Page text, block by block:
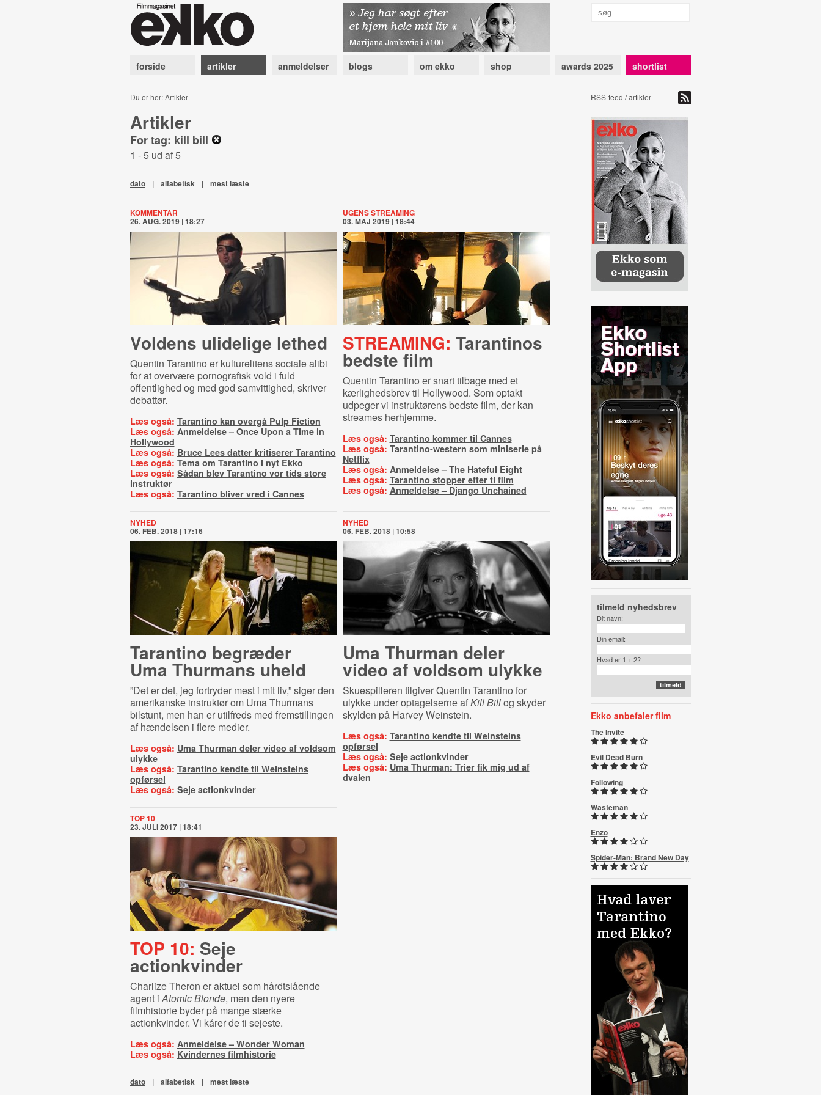
forside artikler anmeldelser blogs om ekko shop awards 2025 shortlist
Du er her:Artikler RSS-feed / artikler
Artikler
For tag: kill bill
1 - 5 ud af 5
dato | alfabetisk | mest læste
KOMMENTAR
26. AUG. 2019 | 18:27
Voldens ulidelige lethed
Quentin Tarantino er kulturelitens sociale alibi
for at overvære pornografisk vold i fuld
offentlighed og med god samvittighed, skriver
debattør.
Læs også: Tarantino kan overgå Pulp Fiction
Læs også: Anmeldelse – Once Upon a Time in
Hollywood
Læs også: Bruce Lees datter kritiserer Tarantino
Læs også: Tema om Tarantino i nyt Ekko
Læs også: Sådan blev Tarantino vor tids store
instruktør
Læs også: Tarantino bliver vred i Cannes
UGENS STREAMING
03. MAJ 2019 | 18:44
STREAMING: Tarantinos
bedste film
Quentin Tarantino er snart tilbage med et
kærlighedsbrev til Hollywood. Som optakt
udpeger vi instruktørens bedste film, der kan
streames herhjemme.
Læs også: Tarantino kommer til Cannes
Læs også: Tarantino-western som miniserie på
Netflix
Læs også: Anmeldelse – The Hateful Eight
Læs også: Tarantino stopper efter ti film
Læs også: Anmeldelse – Django Unchained
NYHED
06. FEB. 2018 | 17:16
Tarantino begræder
Uma Thurmans uheld
”Det er det, jeg fortryder mest i mit liv,” siger den
amerikanske instruktør om Uma Thurmans
bilstunt, men han er utilfreds med fremstillingen
af hændelsen i flere medier.
Læs også: Uma Thurman deler video af voldsom
ulykke
Læs også: Tarantino kendte til Weinsteins
opførsel
Læs også: Seje actionkvinder
NYHED
06. FEB. 2018 | 10:58
Uma Thurman deler
video af voldsom ulykke
Skuespilleren tilgiver Quentin Tarantino for
ulykke under optagelserne afKill Billog skyder
skylden på Harvey Weinstein.
Læs også: Tarantino kendte til Weinsteins
opførsel
Læs også: Seje actionkvinder
Læs også: Uma Thurman: Trier fik mig ud af
dvalen
TOP 10
23. JULI 2017 | 18:41
TOP 10: Seje
actionkvinder
Charlize Theron er aktuel som hårdtslående
agent iAtomic Blonde, men den nyere
filmhistorie byder på mange stærke
actionkvinder. Vi kårer de ti sejeste.
Læs også: Anmeldelse – Wonder Woman
Læs også: Kvindernes filmhistorie
dato | alfabetisk | mest læste
tilmeld nyhedsbrev
Dit navn:
Din email:
Hvad er 1 + 2?
Ekko anbefaler film
The Invite
Evil Dead Burn
Following
Wasteman
Enzo
Spider-Man: Brand New Day